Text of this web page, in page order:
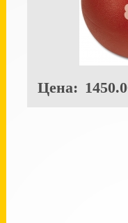
Цена: